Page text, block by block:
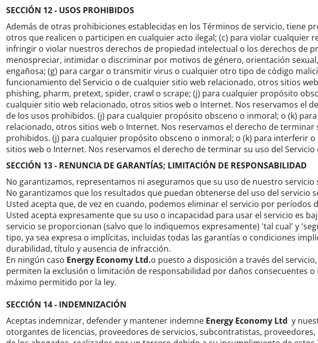
SECCIÓN 12 - USOS PROHIBIDOS
Además de otras prohibiciones establecidas en los Términos de servicio, tiene
otros que realicen o participen en cualquier acto ilegal; (c) para violar cualquier
infringir o violar nuestros derechos de propiedad intelectual o los derechos de
menospreciar, intimidar o discriminar por motivos de género, orientación
engañosa; (g) para cargar o transmitir virus o cualquier otro tipo de código
funcionamiento del Servicio o de cualquier sitio web relacionado, otros sitios
phishing, pharm, pretext, spider, crawl o scrape; (j) para cualquier propósito
cualquier sitio web relacionado, otros sitios web o Internet. Nos reservamos el
de los usos prohibidos. (j) para cualquier propósito obsceno o inmoral; o (k)
relacionado, otros sitios web o Internet. Nos reservamos el derecho de
prohibidos. (j) para cualquier propósito obsceno o inmoral; o (k) para interferir
sitios web o Internet. Nos reservamos el derecho de terminar su uso del
SECCIÓN 13 - RENUNCIA DE GARANTÍAS; LIMITACIÓN DE RESPONSABILIDAD
No garantizamos, representamos ni aseguramos que su uso de nuestro
No garantizamos que los resultados que puedan obtenerse del uso del servicio
Usted acepta que, de vez en cuando, podemos eliminar el servicio por
Usted acepta expresamente que su uso o incapacidad para usar el servicio es
servicio se proporcionan (salvo que lo indiquemos expresamente) 'tal cual' y
tipo, ya sea expresa o implícitas, incluidas todas las garantías o condiciones
durabilidad, título y ausencia de infracción.
En ningún caso Energy Economy Ltd.o puesto a disposición a través del
permiten la exclusión o limitación de responsabilidad por daños consecuentes
máximo permitido por la ley.
SECCIÓN 14 - INDEMNIZACIÓN
Aceptas indemnizar, defender y mantener indemne Energy Economy Ltd y
otorgantes de licencias, proveedores de servicios, subcontratistas,